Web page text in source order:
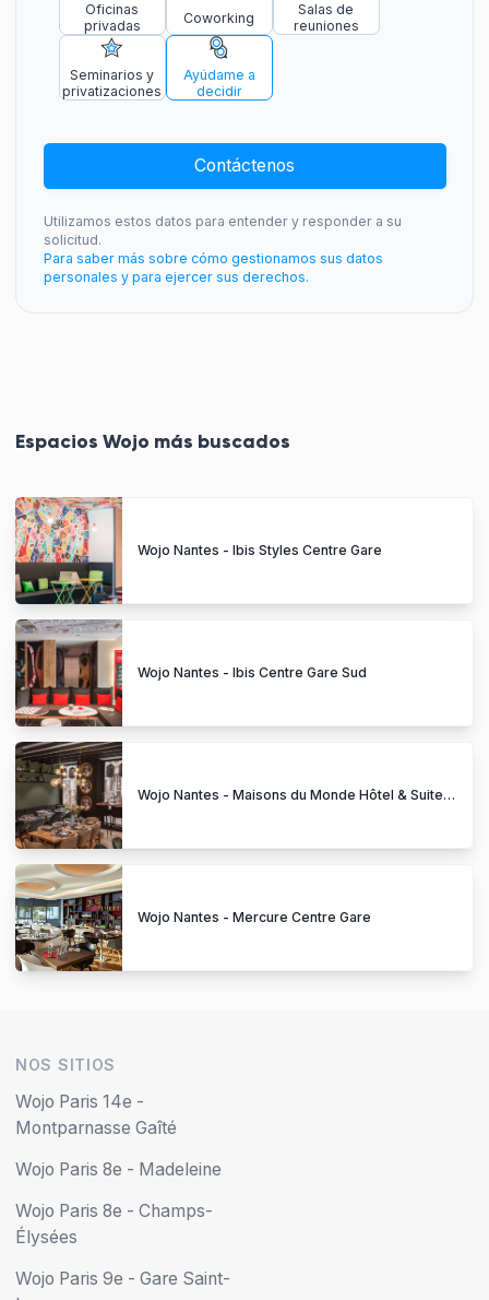
Oficinas
privadas
Coworking
Salas de
reuniones
Seminarios y
privatizaciones
Ayúdame a
decidir
Contáctenos
Utilizamos estos datos para entender y responder a su
solicitud.
Para saber más sobre cómo gestionamos sus datos
personales y para ejercer sus derechos.
Espacios Wojo más buscados
Wojo Nantes - Ibis Styles Centre Gare
Wojo Nantes - Ibis Centre Gare Sud
Wojo Nantes - Maisons du Monde Hôtel & Suites Graslin
Wojo Nantes - Mercure Centre Gare
NOS SITIOS
Wojo Paris 14e -
Montparnasse Gaîté
Wojo Paris 8e - Madeleine
Wojo Paris 8e - Champs-
Élysées
Wojo Paris 9e - Gare Saint-